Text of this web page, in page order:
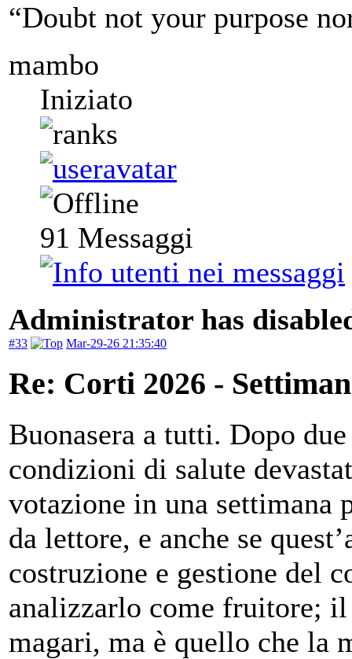
“Doubt not your purpose
mambo
Iniziato
91 Messaggi
Administrator has
#33 Mar-29-26 21:35:40
Re: Corti 2026 -
Buonasera a tutti. Dopo
condizioni di salute
votazione in una settimana
da lettore, e anche se
costruzione e gestione del
analizzarlo come fruitore;
magari, ma è quello che la